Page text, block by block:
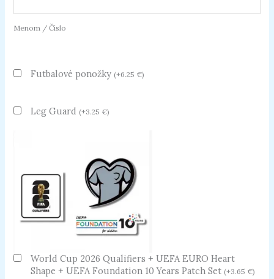
Menom / Číslo
Futbalové ponožky (+6.25 €)
Leg Guard (+3.25 €)
World Cup 2026 Qualifiers + UEFA EURO Heart
Shape + UEFA Foundation 10 Years Patch Set (+3.65 €)